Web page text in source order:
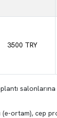
3500 TRY
ortam), cep